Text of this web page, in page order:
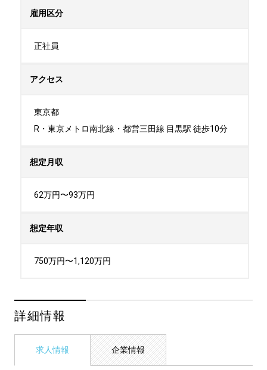
雇用区分
正社員
アクセス
東京都
R・東京メトロ南北線・都営三田線 目黒駅 徒歩10分
想定月収
62万円〜93万円
想定年収
750万円〜1,120万円
詳細情報
求人情報 企業情報